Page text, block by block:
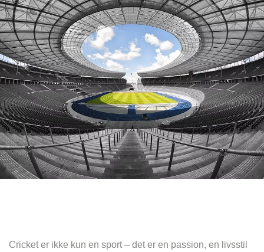
Cricket er ikke kun en sport – det er en passion, en livsstil